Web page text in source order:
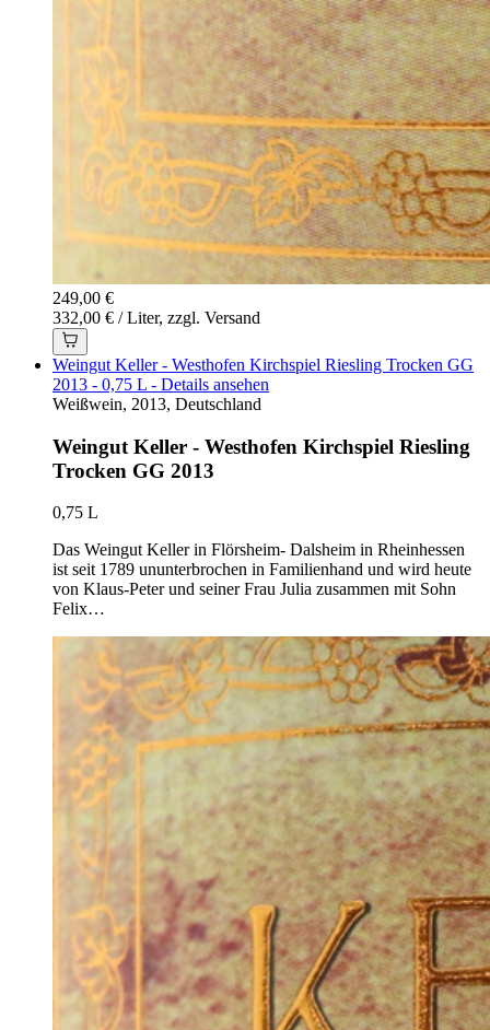
249,00 €
332,00 € / Liter, zzgl. Versand
Weingut Keller - Westhofen Kirchspiel Riesling Trocken GG
2013 - 0,75 L - Details ansehen
Weißwein, 2013, Deutschland
Weingut Keller - Westhofen Kirchspiel Riesling
Trocken GG 2013
0,75 L
Das Weingut Keller in Flörsheim- Dalsheim in Rheinhessen
ist seit 1789 ununterbrochen in Familienhand und wird heute
von Klaus-Peter und seiner Frau Julia zusammen mit Sohn
Felix…